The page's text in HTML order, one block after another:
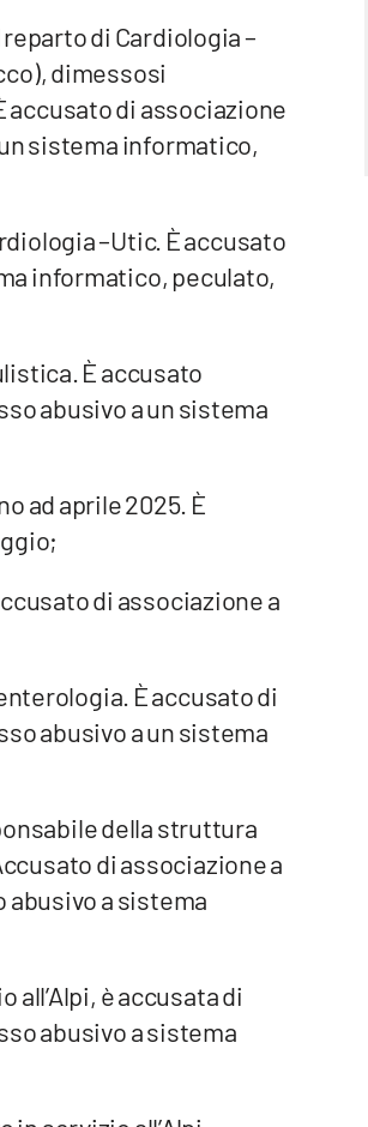
di Cardiologia –
dimessosi
accusato di associazione
sistema informatico,
–Utic. È accusato
informatico, peculato,
È accusato
abusivo a un sistema
ad aprile 2025. È
di associazione a
È accusato di
abusivo a un sistema
della struttura
di associazione a
a sistema
è accusata di
abusivo a sistema